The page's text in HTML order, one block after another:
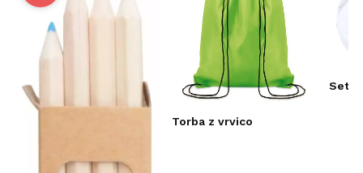
Torba z vrvico
Set